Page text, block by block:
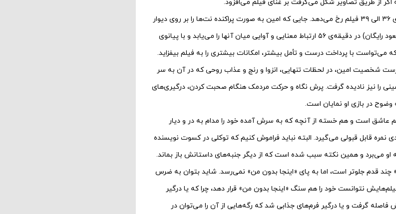
از طریق تصاویر شکل می‌گرفت بر غنای فیلم می‌افزود.
به گمان نگارنده اوج فیلم توکلی از دقیقه‌ی ۳۶ الی ۳۹ فیلم رخ می‌دهد. جایی که امین به صورت پراکنده نت‌ها را بر روی دیوار
ثبت می‌کند. همان نت‌هایی که استاد (مسعود رایگان) در دقیقه‌ی ۵۶ ارتباط معنایی و آوایی میان آنها را می‌یابد و با پیانوی
می‌تواست با پرداخت درست و تأمل بیشتر، امکانات بیشتری را به فیلم بیفزاید.
شخصیت امین، در لحظات تنهایی، انزوا و رنج و عذاب روحی که در آن به سر
را نیز نادیده گرفت. پرش نگاه و حرکت مردمک هنگام صحبت کردن، درگیری‌های
در بازی او نمایان است.
عاشق است و هم خسته از آنچه که به سرش آمده خود را مدام به در و دیار
نمره قابل قبولی می‌گیرد. البته نباید فراموش کنیم که توکلی در کسوت نویسنده
می‌برد و همین نکته سبب شده است که از دیگر جنبه‌های داستانش باز بماند.
چند قدم جلوتر است، اما به پای «اینجا بدون من» نمی‌رسد. شاید بتوان به ضرس
نتوانست خود را هم سنگ «اینجا بدون من» قرار دهد، چرا که یا درگیر
گرفت و یا درگیر فرم‌های جذابی شد که رگه‌هایی از آن را می‌توان در